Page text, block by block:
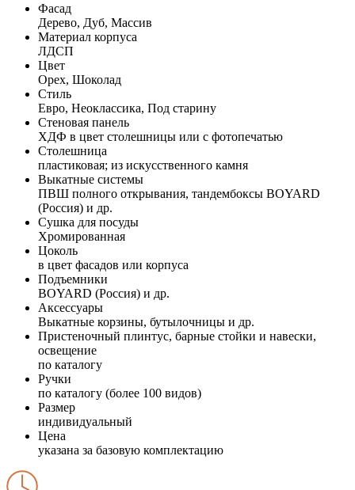
Фасад
Дерево, Дуб, Массив
Материал корпуса
ЛДСП
Цвет
Орех, Шоколад
Стиль
Евро, Неоклассика, Под старину
Стеновая панель
ХДФ в цвет столешницы или с фотопечатью
Столешница
пластиковая; из искусственного камня
Выкатные системы
ПВШ полного открывания, тандембоксы BOYARD
(Россия) и др.
Сушка для посуды
Хромированная
Цоколь
в цвет фасадов или корпуса
Подъемники
BOYARD (Россия) и др.
Аксессуары
Выкатные корзины, бутылочницы и др.
Пристеночный плинтус, барные стойки и навески,
освещение
по каталогу
Ручки
по каталогу (более 100 видов)
Размер
индивидуальный
Цена
указана за базовую комплектацию